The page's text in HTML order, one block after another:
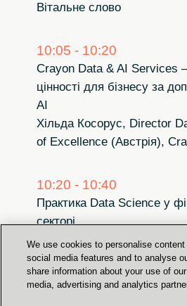
Вітальне слово
10:05 - 10:20
Crayon Data & AI Services
цінності для бізнесу за
AI
Хільда Косорус, Director
of Excellence (Австрія),
10:20 - 10:40
Практика Data Science у
секторі
Ігор Смірнов, Senior Data
10:40 - 11:00
We use cookies to personalise
social media features and to analyse
share information about your use of
media, advertising and analytics